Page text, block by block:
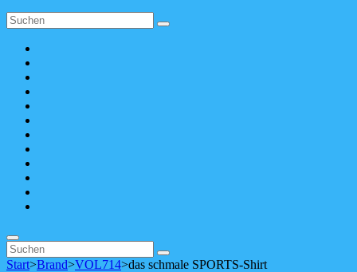
Search
for:
Search
Search
Search
for:
Search
Start>Brand>VOL714>das schmale SPORTS-Shirt